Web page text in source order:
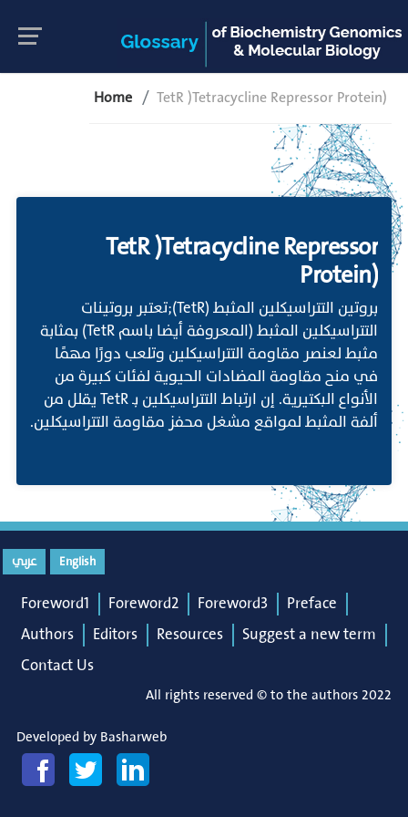
Home TetR )Tetracycline Repressor Protein)
TetR )Tetracycline Repressor
Protein)
بروتين التتراسيكلين المثبط (TetR);تعتبر بروتينات
التتراسيكلين المثبط (المعروفة أيضا باسم TetR) بمثابة
مثبط لعنصر مقاومة التتراسيكلين وتلعب دورًا مهمًا
في منح مقاومة المضادات الحيوية لفئات كبيرة من
الأنواع البكتيرية. إن ارتباط التتراسيكلين بـ TetR يقلل من
ألفة المثبط لمواقع مشغل محفز مقاومة التتراسيكلين.
English عربي
Foreword1 Foreword2 Foreword3
Preface
Authors
Editors Resources
Suggest a new term
Contact Us
All rights reserved © to the authors 2022
Developed by Basharweb